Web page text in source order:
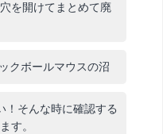
を開けてまとめて廃
クボールマウスの沼
！そんな時に確認する
す。